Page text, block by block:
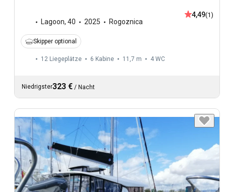
Lagoon, 40 2025 Rogoznica
4,49(1)
Skipper optional
12 Liegeplätze 6 Kabine 11,7 m 4 WC
Niedrigster323 € / Nacht